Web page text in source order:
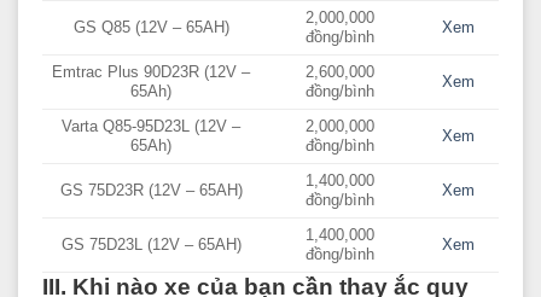
GS Q85 (12V – 65AH)
2,000,000
đồng/bình
Xem
Emtrac Plus 90D23R (12V –
65Ah)
2,600,000
đồng/bình
Xem
Varta Q85-95D23L (12V –
65Ah)
2,000,000
đồng/bình
Xem
GS 75D23R (12V – 65AH)
1,400,000
đồng/bình
Xem
GS 75D23L (12V – 65AH)
1,400,000
đồng/bình
Xem
III. Khi nào xe của bạn cần thay ắc quy